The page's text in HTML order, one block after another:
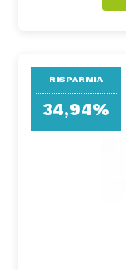
RISPARMIA
34,94%